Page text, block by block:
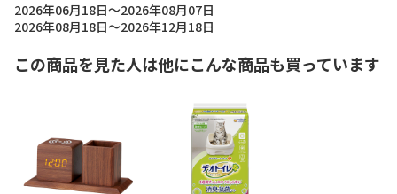
2026年06月18日～2026年08月07日
2026年08月18日～2026年12月18日
この商品を見た人は他にこんな商品も買っています